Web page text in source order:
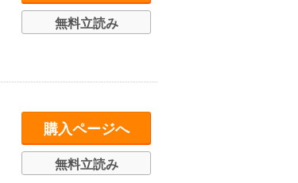
無料立読み
購入ページへ
無料立読み